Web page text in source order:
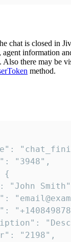
chat is closed in
information
Also there may be
method.
"3948",
{
"John
"2198",